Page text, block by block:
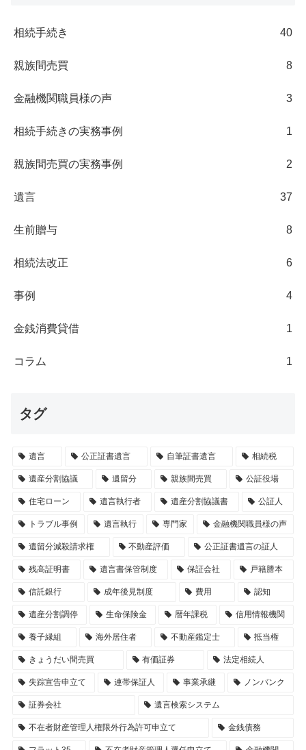
相続手続き 40
親族間売買 8
金融機関職員様の声 3
相続手続きの実務事例 1
親族間売買の実務事例 2
遺言 37
生前贈与 8
相続法改正 6
事例 4
金銭消費貸借 1
コラム 1
タグ
遺言 公正証書遺言 自筆証書遺言 相続税
遺産分割協議 遺留分 親族間売買 公証役場
住宅ローン 遺言執行者 遺産分割協議書 公証人
トラブル事例 遺言執行 専門家 金融機関職員様の声
遺留分減殺請求権 不動産評価 公正証書遺言の証人
残高証明書 遺言書保管制度 保証会社 戸籍謄本
信託銀行 成年後見制度 費用 認知
遺産分割調停 生命保険金 暦年課税 信用情報機関
養子縁組 海外居住者 不動産鑑定士 抵当権
きょうだい間売買 有価証券 法定相続人
失踪宣告申立て 連帯保証人 事業承継 ノンバンク
証券会社 遺言検索システム
不在者財産管理人権限外行為許可申立て 金銭債務